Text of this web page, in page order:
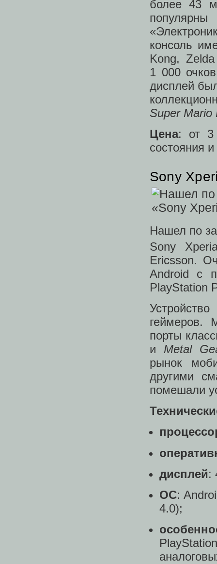
более 43
консоль
Kong,
1 000
дисплей
Super Mario
Цена: от 3
состояния
Sony
Нашел по
Sony
Ericsson.
Android с
PlayStation
геймеров.
порты
и Metal
рынок
другими
помешали
дисплей:
ОС:
4.0);